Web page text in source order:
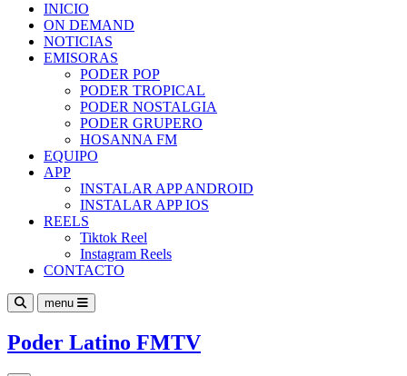
INICIO
ON DEMAND
NOTICIAS
EMISORAS
PODER POP
PODER TROPICAL
PODER NOSTALGIA
PODER GRUPERO
HOSANNA FM
EQUIPO
APP
INSTALAR APP ANDROID
INSTALAR APP IOS
REELS
Tiktok Reel
Instagram Reels
CONTACTO
menu
Poder Latino FMTV